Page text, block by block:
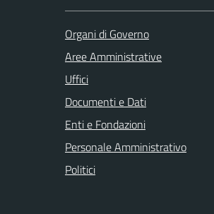
Organi di Governo
Aree Amministrative
Uffici
Documenti e Dati
Enti e Fondazioni
Personale Amministrativo
Politici